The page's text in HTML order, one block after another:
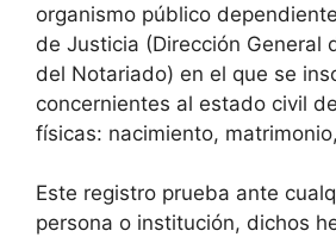
organismo público
de Justicia (Dirección General
del Notariado) en el que se
concernientes al estado civil
físicas: nacimiento,
Este registro prueba ante
persona o institución, dichos